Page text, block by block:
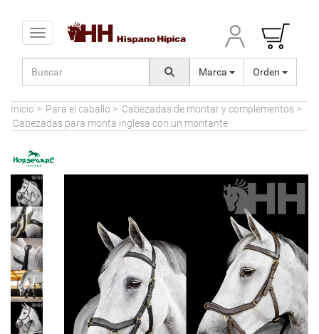
Toggle navigation
Marca Orden
Inicio > Para el caballo > Cabezadas de montar y complementos >
Cabezadas para monta inglesa con un montante